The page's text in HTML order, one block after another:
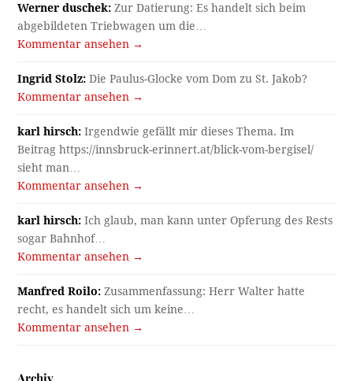
Werner duschek: Zur Datierung: Es handelt sich beim
abgebildeten Triebwagen um die…
Kommentar ansehen →
Ingrid Stolz: Die Paulus-Glocke vom Dom zu St. Jakob?
Kommentar ansehen →
karl hirsch: Irgendwie gefällt mir dieses Thema. Im
Beitrag https://innsbruck-erinnert.at/blick-vom-bergisel/
sieht man…
Kommentar ansehen →
karl hirsch: Ich glaub, man kann unter Opferung des Rests
sogar Bahnhof…
Kommentar ansehen →
Manfred Roilo: Zusammenfassung: Herr Walter hatte
recht, es handelt sich um keine…
Kommentar ansehen →
Archiv